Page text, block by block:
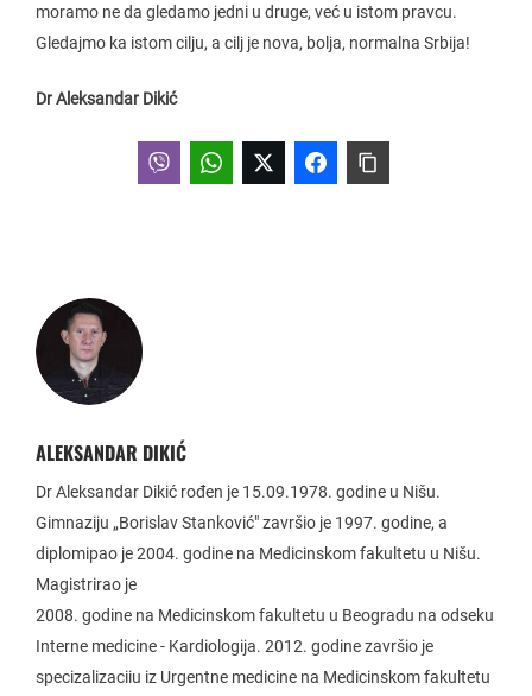
moramo ne da gledamo jedni u druge, već u istom pravcu.
Gledajmo ka istom cilju, a cilj je nova, bolja, normalna Srbija!
Dr Aleksandar Dikić
ALEKSANDAR DIKIĆ
Dr Aleksandar Dikić rođen je 15.09.1978. godine u Nišu.
Gimnaziju „Borislav Stanković" završio je 1997. godine, a
diplomipao je 2004. godine na Medicinskom fakultetu u Nišu.
Magistrirao je
2008. godine na Medicinskom fakultetu u Beogradu na odseku
Interne medicine - Kardiologija. 2012. godine završio je
specizalizaciіu iz Urgentne medicine na Medicinskom fakultetu